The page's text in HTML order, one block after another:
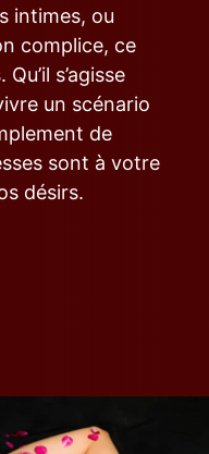
intimes, ou
complice, ce
s’agisse
un scénario
de
sont à votre
désirs.